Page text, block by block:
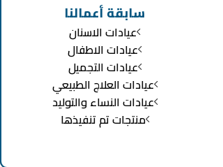
سابقة أعمالنا
عيادات الاسنان
عيادات الاطفال
عيادات التجميل
عيادات العلاج الطبيعي
عيادات النساء والتوليد
منتجات تم تنفيذها